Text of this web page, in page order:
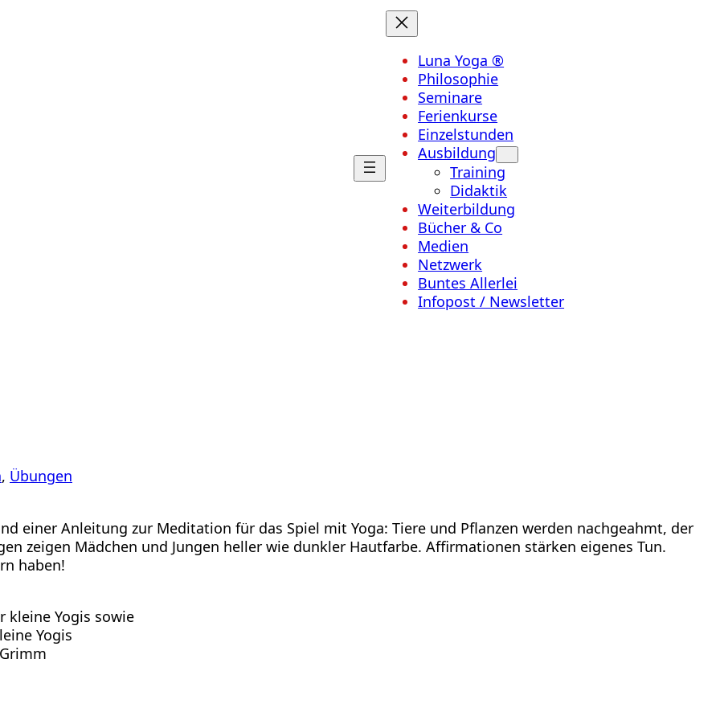
Luna Yoga ®
Philosophie
Seminare
Ferienkurse
Einzelstunden
Ausbildung
Training
Didaktik
Weiterbildung
Bücher & Co
Medien
Netzwerk
Buntes Allerlei
Infopost / Newsletter
, Übungen
einer Anleitung zur Meditation für das Spiel mit Yoga: Tiere und Pflanzen werden nachgeahmt, der
zeigen Mädchen und Jungen heller wie dunkler Hautfarbe. Affirmationen stärken eigenes Tun.
haben!
kleine Yogis sowie
Yogis